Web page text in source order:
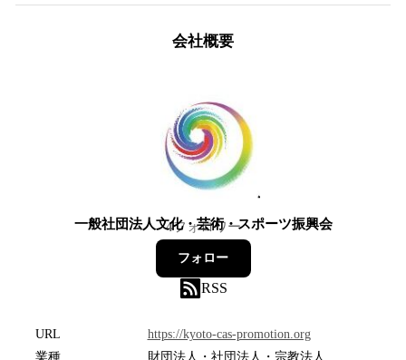
会社概要
一般社団法人文化・芸術・スポーツ振興会
4フォロワー
フォロー
RSS
URL
https://kyoto-cas-promotion.org
業種
財団法人・社団法人・宗教法人